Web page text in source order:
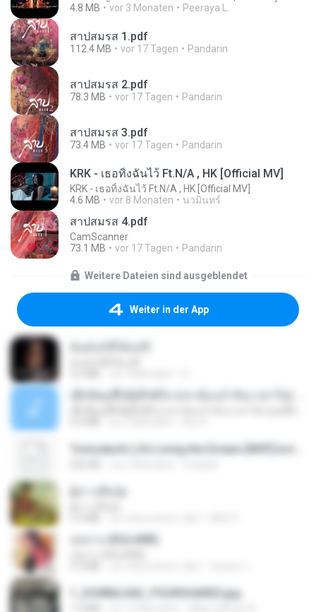
4.8 MB
vor 3 Monaten Peeraya L.
สาปสมรส 1.pdf
112.4 MB vor 17 Tagen Pandarin
สาปสมรส 2.pdf
78.3 MB vor 17 Tagen Pandarin
สาปสมรส 3.pdf
73.4 MB vor 17 Tagen Pandarin
KRK - เธอทิ้งฉันไว้ Ft.N/A , HK [Official MV]
KRK - เธอทิ้งฉันไว้ Ft.N/A , HK [Official MV]
4.6 MB
vor 8 Monaten นวมินทร์
สาปสมรส 4.pdf
CamScanner
73.1 MB
vor 17 Tagen Pandarin
Weitere Dateien sind ausgeblendet
Weiter in der App
กุหลาบ (KULARB)
1_DOWNLOAD_FOURSHARED.jpg